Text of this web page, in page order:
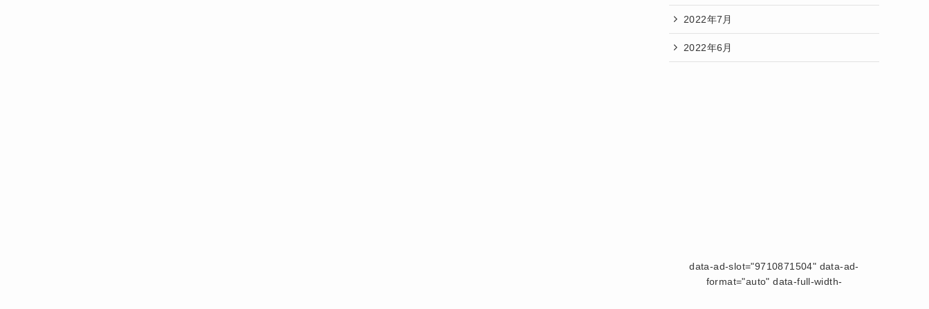
2022年7月
2022年6月
data-ad-slot="9710871504" data-ad-
format="auto" data-full-width-